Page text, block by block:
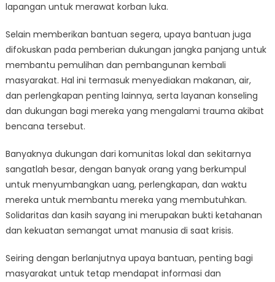
lapangan untuk merawat korban luka.
Selain memberikan bantuan segera, upaya bantuan juga
difokuskan pada pemberian dukungan jangka panjang untuk
membantu pemulihan dan pembangunan kembali
masyarakat. Hal ini termasuk menyediakan makanan, air,
dan perlengkapan penting lainnya, serta layanan konseling
dan dukungan bagi mereka yang mengalami trauma akibat
bencana tersebut.
Banyaknya dukungan dari komunitas lokal dan sekitarnya
sangatlah besar, dengan banyak orang yang berkumpul
untuk menyumbangkan uang, perlengkapan, dan waktu
mereka untuk membantu mereka yang membutuhkan.
Solidaritas dan kasih sayang ini merupakan bukti ketahanan
dan kekuatan semangat umat manusia di saat krisis.
Seiring dengan berlanjutnya upaya bantuan, penting bagi
masyarakat untuk tetap mendapat informasi dan